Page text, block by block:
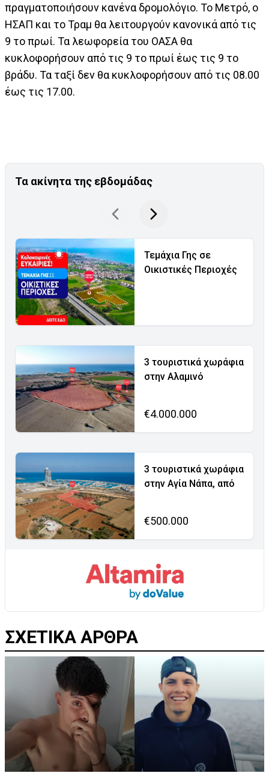
πραγματοποιήσουν κανένα δρομολόγιο. Το Μετρό, ο
ΗΣΑΠ και το Τραμ θα λειτουργούν κανονικά από τις
9 το πρωί. Τα λεωφορεία του ΟΑΣΑ θα
κυκλοφορήσουν από τις 9 το πρωί έως τις 9 το
βράδυ. Τα ταξί δεν θα κυκλοφορήσουν από τις 08.00
έως τις 17.00.
Τα ακίνητα της εβδομάδας
Τεμάχια Γης σε
Οικιστικές Περιοχές
3 τουριστικά χωράφια
στην Αλαμινό
€4.000.000
3 τουριστικά χωράφια
στην Αγία Νάπα, από
€500.000
ΣΧΕΤΙΚΑ ΑΡΘΡΑ